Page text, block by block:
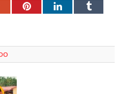
Google+PinterestLinkedInTumblr